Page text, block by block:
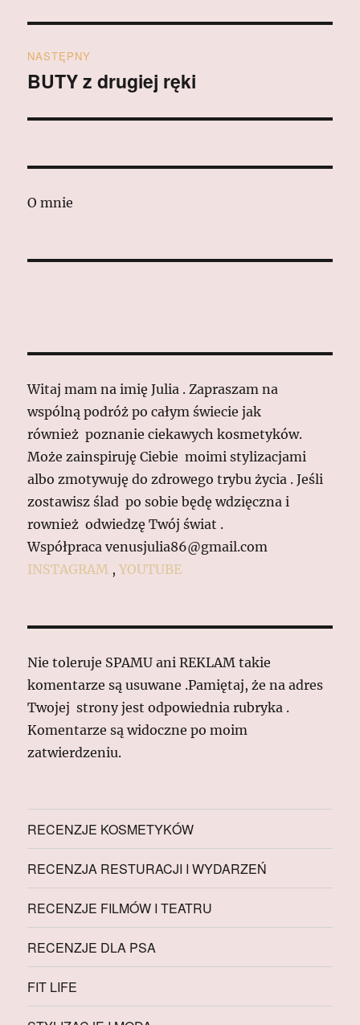
NASTĘPNY
Następny
BUTY z drugiej ręki
O mnie
Witaj mam na imię Julia . Zapraszam na
wspólną podróż po całym świecie jak
również poznanie ciekawych kosmetyków.
Może zainspiruję Ciebie moimi stylizacjami
albo zmotywuję do zdrowego trybu życia . Jeśli
zostawisz ślad po sobie będę wdzięczna i
rownież odwiedzę Twój świat .
Współpraca venusjulia86@gmail.com
INSTAGRAM ,YOUTUBE
Nie toleruje SPAMU ani REKLAM takie
komentarze są usuwane .Pamiętaj, że na adres
Twojej strony jest odpowiednia rubryka .
Komentarze są widoczne po moim
zatwierdzeniu.
RECENZJE KOSMETYKÓW
RECENZJA RESTURACJI I WYDARZEŃ
RECENZJE FILMÓW I TEATRU
RECENZJE DLA PSA
FIT LIFE